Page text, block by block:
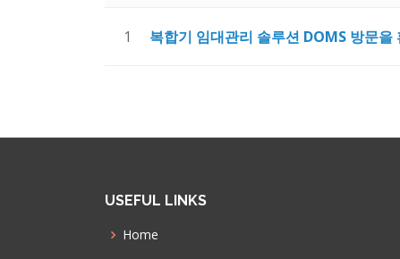
1 복합기 임대관리 솔루션 DOMS 방문을
USEFUL LINKS
Home